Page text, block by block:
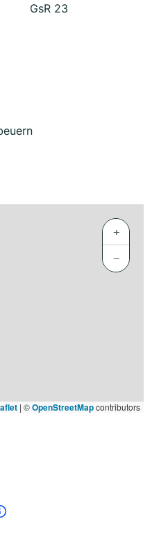
GsR 23
+
−
| ©OpenStreetMapcontributors